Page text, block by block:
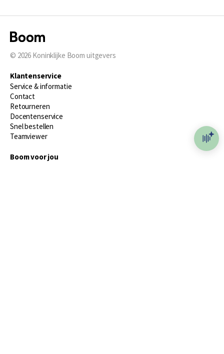
© 2026 Koninklijke Boom uitgevers
Klantenservice
Service & informatie
Contact
Retourneren
Docentenservice
Snel bestellen
Teamviewer
Boom voor jou